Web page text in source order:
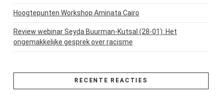
Hoogtepunten Workshop Aminata Cairo
Review webinar Seyda Buurman-Kutsal (28-01): Het
ongemakkelijke gesprek over racisme
RECENTE REACTIES